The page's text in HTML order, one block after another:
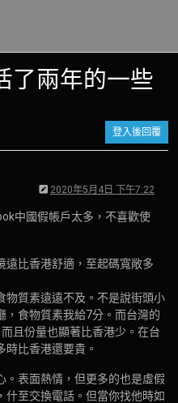
了兩年的一些
登入後回覆
2020年5月4日 下午7:22
中國假帳戶太多，不喜歡使
遠比香港舒適，至起碼寬敞多
物質素遠遠不及。不是說街頭小
，食物質素我給7分。而台灣的
且份量也顯著比香港少。在台
比香港還要貴。
。表面熱情，但更多的也是虛假
什至交換電話。但當你找他時如